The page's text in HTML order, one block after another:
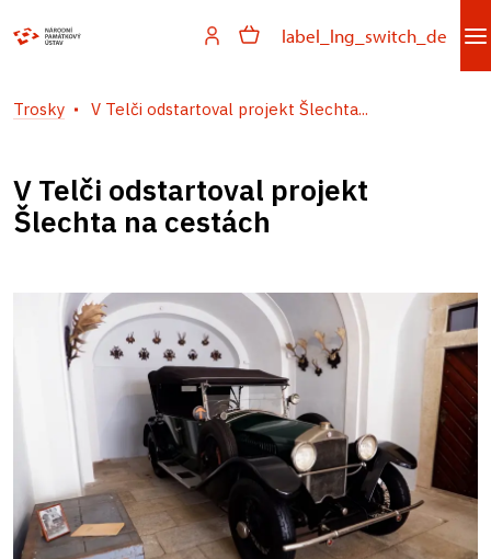
label_lng_switch_de
Trosky V Telči odstartoval projekt Šlechta...
V Telči odstartoval projekt
Šlechta na cestách